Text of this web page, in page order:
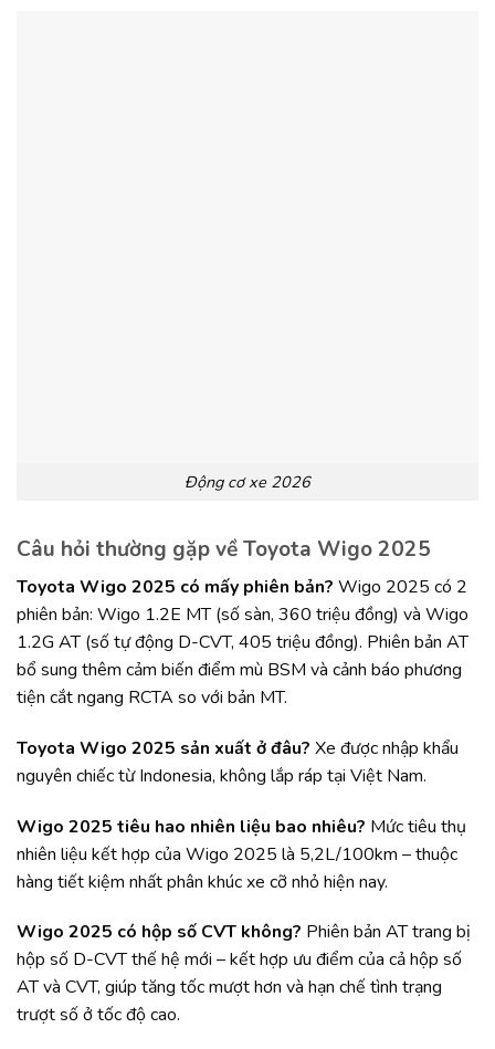
Động cơ xe 2026
Câu hỏi thường gặp về Toyota Wigo 2025
Toyota Wigo 2025 có mấy phiên bản? Wigo 2025 có 2
phiên bản: Wigo 1.2E MT (số sàn, 360 triệu đồng) và Wigo
1.2G AT (số tự động D-CVT, 405 triệu đồng). Phiên bản AT
bổ sung thêm cảm biến điểm mù BSM và cảnh báo phương
tiện cắt ngang RCTA so với bản MT.
Toyota Wigo 2025 sản xuất ở đâu? Xe được nhập khẩu
nguyên chiếc từ Indonesia, không lắp ráp tại Việt Nam.
Wigo 2025 tiêu hao nhiên liệu bao nhiêu? Mức tiêu thụ
nhiên liệu kết hợp của Wigo 2025 là 5,2L/100km – thuộc
hàng tiết kiệm nhất phân khúc xe cỡ nhỏ hiện nay.
Wigo 2025 có hộp số CVT không? Phiên bản AT trang bị
hộp số D-CVT thế hệ mới – kết hợp ưu điểm của cả hộp số
AT và CVT, giúp tăng tốc mượt hơn và hạn chế tình trạng
trượt số ở tốc độ cao.